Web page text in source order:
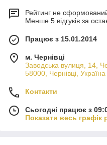
Рейтинг не
Менше 5 відгуків за
Працює з 15.01.2014
м. Чернівці
Заводська вулиця, 14,
58000, Чернівці, Україна
Контакти
Сьогодні працює з
Показати весь графік